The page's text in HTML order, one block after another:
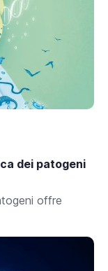
dei patogeni
offre